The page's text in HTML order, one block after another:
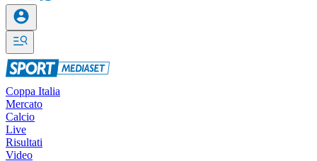
Coppa Italia
Mercato
Calcio
Live
Risultati
Video